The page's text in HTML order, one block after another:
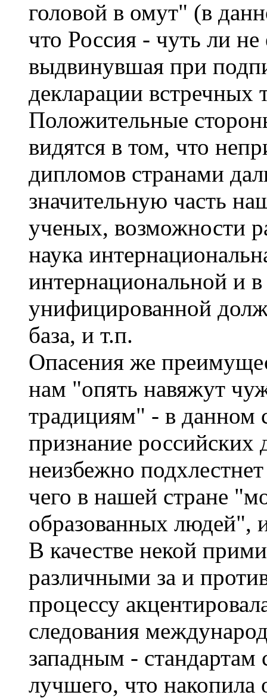
головой в омут" (в
что Россия - чуть ли не
выдвинувшая при
декларации встречных
Положительные
видятся в том, что
дипломов странами
значительную часть
ученых, возможности
наука
интернациональной и
унифицированной
база, и т.п.
Опасения же
нам "опять навяжут
традициям" - в данном
признание
неизбежно
чего в нашей стране
образованных людей",
В качестве некой
различными за и
процессу
следования
западным - стандартам
лучшего, что накопила